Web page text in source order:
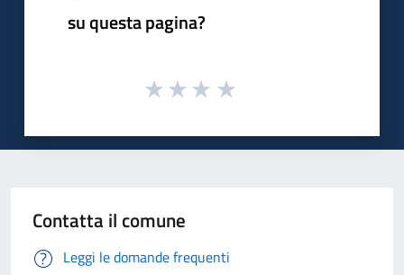
su questa pagina?
Contatta il comune
Leggi le domande frequenti